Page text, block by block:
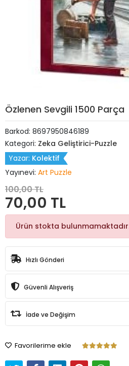
Özlenen Sevgili 1500 Parça
Barkod: 8697950846189
Kategori: Zeka Geliştirici-Puzzle
Yazar: Kolektif
Yayınevi: Art Puzzle
100,00 TL
70,00 TL
Ürün stokta
Hızlı Gönderi
Güvenli Alışveriş
İade ve Değişim
Favorilerime ekle